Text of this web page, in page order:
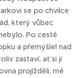
se po chvilce
který vůbec
Po cestě
a přemýšlel nad
zastaví, ať si jí
projížděli, mě